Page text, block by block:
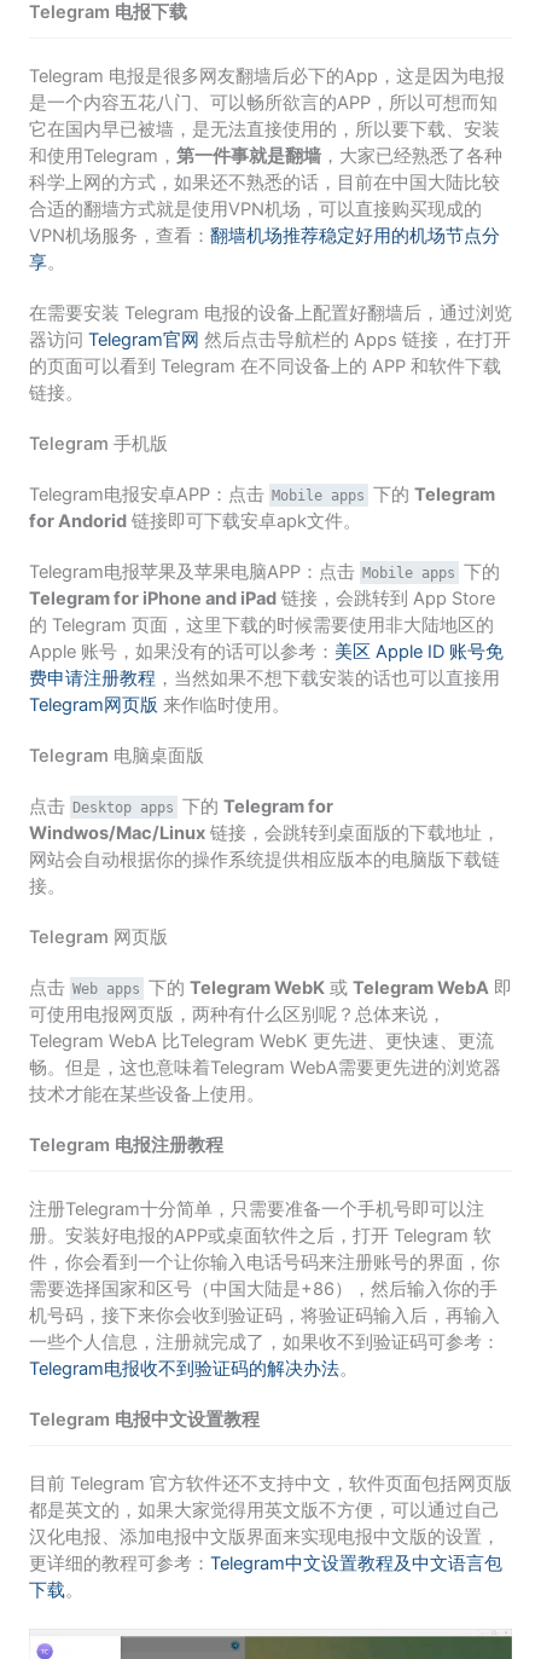
Telegram 电报下载
Telegram 电报是很多网友翻墙后必下的App，这是因为电报
是一个内容五花八门、可以畅所欲言的APP，所以可想而知
它在国内早已被墙，是无法直接使用的，所以要下载、安装
和使用Telegram， 第一件事就是翻墙，大家已经熟悉了各种
科学上网的方式，如果还不熟悉的话，目前在中国大陆比较
合适的翻墙方式就是使用VPN机场，可以直接购买现成的
VPN机场服务，查看： 翻墙机场推荐稳定好用的机场节点分
享。
在需要安装 Telegram 电报的设备上配置好翻墙后，通过浏览
器访问 Telegram官网 然后点击导航栏的 Apps 链接，在打开
的页面可以看到 Telegram 在不同设备上的 APP 和软件下载
链接。
Telegram 手机版
Telegram电报安卓APP：点击 Mobile apps 下的 Telegram
for Andorid链接即可下载安卓apk文件。
Telegram电报苹果及苹果电脑APP：点击 Mobile apps 下的
Telegram for iPhone and iPad链接，会跳转到 App Store
的 Telegram 页面，这里下载的时候需要使用非大陆地区的
Apple 账号，如果没有的话可以参考： 美区 Apple ID 账号免
费申请注册教程 ，当然如果不想下载安装的话也可以直接用
Telegram网页版 来作临时使用。
Telegram 电脑桌面版
点击 Desktop apps 下的 Telegram for
Windwos/Mac/Linux链接，会跳转到桌面版的下载地址，
网站会自动根据你的操作系统提供相应版本的电脑版下载链
接。
Telegram 网页版
点击 Web apps 下的 Telegram WebK或 Telegram WebA即
可使用电报网页版，两种有什么区别呢？总体来说，
Telegram WebA 比Telegram WebK 更先进、更快速、更流
畅。但是，这也意味着Telegram WebA需要更先进的浏览器
技术才能在某些设备上使用。
Telegram 电报注册教程
注册Telegram十分简单，只需要准备一个手机号即可以注
册。安装好电报的APP或桌面软件之后，打开 Telegram 软
件，你会看到一个让你输入电话号码来注册账号的界面，你
需要选择国家和区号（中国大陆是+86），然后输入你的手
机号码，接下来你会收到验证码，将验证码输入后，再输入
一些个人信息，注册就完成了，如果收不到验证码可参考：
Telegram电报收不到验证码的解决办法。
Telegram 电报中文设置教程
目前 Telegram 官方软件还不支持中文，软件页面包括网页版
都是英文的，如果大家觉得用英文版不方便，可以通过自己
汉化电报、添加电报中文版界面来实现电报中文版的设置，
更详细的教程可参考： Telegram中文设置教程及中文语言包
下载。